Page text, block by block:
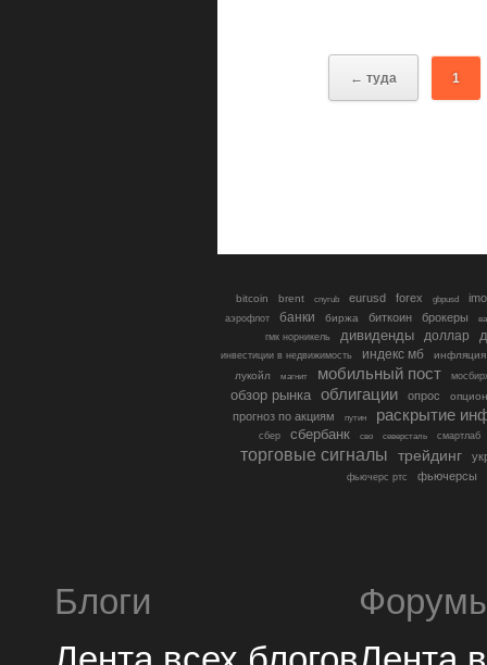
← туда 1
bitcoin brent cnyrub eurusd forex gbpusd
аэрофлот банки биржа биткоин брокеры
гмк норникель
дивиденды доллар
инвестиции в недвижимость индекс мб
инфляция
лукойл
магнит мобильный пост
обзор рынка облигации опрос
прогноз по акциям путин раскрытие
сбер сбербанк сво северсталь смартлаб
торговые сигналы трейдинг
фьючерс ртс фьючерсы
Блоги